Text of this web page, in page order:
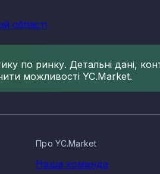
області
по ринку. Детальні дані,
можливості YC.Market.
Про YC.Market
Наша команда